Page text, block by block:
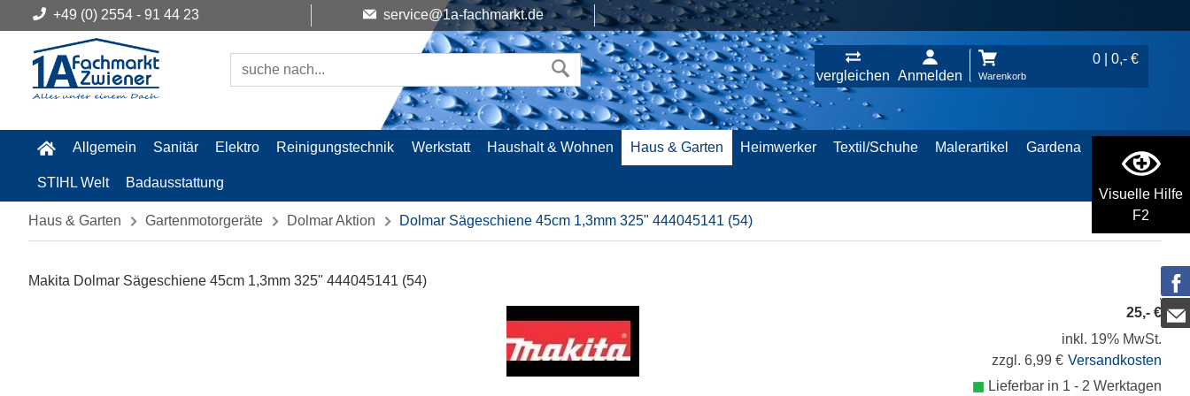
Visuelle Hilfe
F2
+49 (0) 2554 - 91 44 23 service@1a-fachmarkt.de
vergleichen Anmelden
0 | 0,- €
Warenkorb
Allgemein Sanitär Elektro Reinigungstechnik Werkstatt Haushalt & Wohnen Haus & Garten Heimwerker Textil/Schuhe Malerartikel Gardena
STIHL Welt Badausstattung
Haus & Garten Gartenmotorgeräte Dolmar Aktion Dolmar Sägeschiene 45cm 1,3mm 325" 444045141 (54)
Makita Dolmar Sägeschiene 45cm 1,3mm 325" 444045141 (54)
25,- €
inkl. 19% MwSt.
zzgl. 6,99 € Versandkosten
Lieferbar in 1 - 2 Werktagen